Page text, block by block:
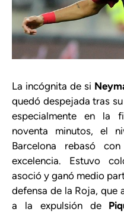
La incógnita de si
quedó despejada tras
especialmente en la
noventa minutos, el
Barcelona rebasó
excelencia. Estuvo
asoció y ganó medio
defensa de la Roja, que
a la expulsión de